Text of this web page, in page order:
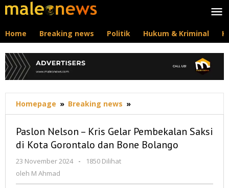
Lewati
ke
Home Breaking news Politik Hukum & Kriminal
Homepage » Breaking news »
Nelson
Kris
Gelar
Paslon Nelson – Kris Gelar Pembekalan Saksi
di Kota Gorontalo dan Bone Bolango
23 November 2024
oleh
-
1850 Dilihat
oleh M Ahmad